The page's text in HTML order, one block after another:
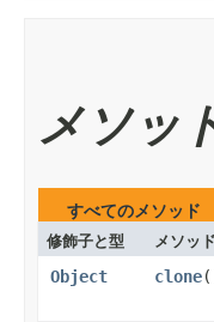
メソッ
すべてのメソッド
修飾子と型
メソッド
Object clone